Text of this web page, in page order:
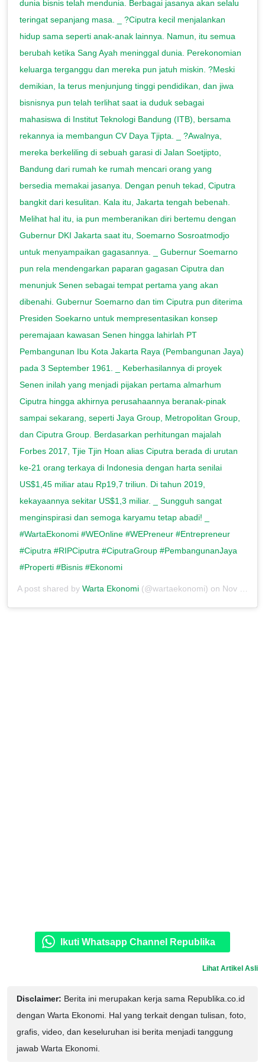
dunia bisnis telah mendunia. Berbagai jasanya akan selalu
teringat sepanjang masa. _ ?Ciputra kecil menjalankan
hidup sama seperti anak-anak lainnya. Namun, itu semua
berubah ketika Sang Ayah meninggal dunia. Perekonomian
keluarga terganggu dan mereka pun jatuh miskin. ?Meski
demikian, Ia terus menjunjung tinggi pendidikan, dan jiwa
bisnisnya pun telah terlihat saat ia duduk sebagai
mahasiswa di Institut Teknologi Bandung (ITB), bersama
rekannya ia membangun CV Daya Tjipta. _ ?Awalnya,
mereka berkeliling di sebuah garasi di Jalan Soetjipto,
Bandung dari rumah ke rumah mencari orang yang
bersedia memakai jasanya. Dengan penuh tekad, Ciputra
bangkit dari kesulitan. Kala itu, Jakarta tengah bebenah.
Melihat hal itu, ia pun memberanikan diri bertemu dengan
Gubernur DKI Jakarta saat itu, Soemarno Sosroatmodjo
untuk menyampaikan gagasannya. _ Gubernur Soemarno
pun rela mendengarkan paparan gagasan Ciputra dan
menunjuk Senen sebagai tempat pertama yang akan
dibenahi. Gubernur Soemarno dan tim Ciputra pun diterima
Presiden Soekarno untuk mempresentasikan konsep
peremajaan kawasan Senen hingga lahirlah PT
Pembangunan Ibu Kota Jakarta Raya (Pembangunan Jaya)
pada 3 September 1961. _ Keberhasilannya di proyek
Senen inilah yang menjadi pijakan pertama almarhum
Ciputra hingga akhirnya perusahaannya beranak-pinak
sampai sekarang, seperti Jaya Group, Metropolitan Group,
dan Ciputra Group. Berdasarkan perhitungan majalah
Forbes 2017, Tjie Tjin Hoan alias Ciputra berada di urutan
ke-21 orang terkaya di Indonesia dengan harta senilai
US$1,45 miliar atau Rp19,7 triliun. Di tahun 2019,
kekayaannya sekitar US$1,3 miliar. _ Sungguh sangat
menginspirasi dan semoga karyamu tetap abadi! _
#WartaEkonomi #WEOnline #WEPreneur #Entrepreneur
#Ciputra #RIPCiputra #CiputraGroup #PembangunanJaya
#Properti #Bisnis #Ekonomi
A post shared by Warta Ekonomi (@wartaekonomi) on Nov 26, 2019 at 6:29pm PST
Ikuti Whatsapp Channel Republika
Lihat Artikel Asli
Disclaimer: Berita ini merupakan kerja sama Republika.co.id
dengan Warta Ekonomi. Hal yang terkait dengan tulisan, foto,
grafis, video, dan keseluruhan isi berita menjadi tanggung
jawab Warta Ekonomi.